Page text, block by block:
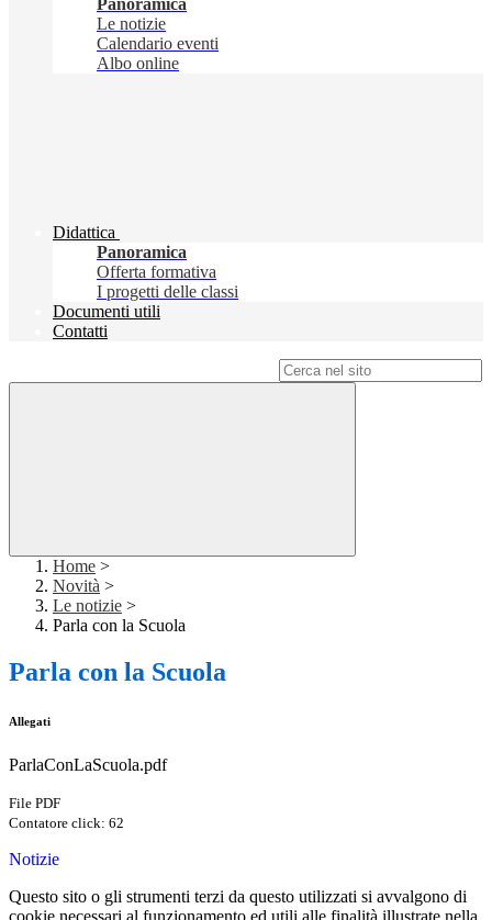
Panoramica
Le notizie
Calendario eventi
Albo online
Didattica
Panoramica
Offerta formativa
I progetti delle classi
Documenti utili
Contatti
Home >
Novità >
Le notizie >
Parla con la Scuola
Parla con la Scuola
Allegati
ParlaConLaScuola.pdf
File PDF
Contatore click: 62
Notizie
Questo sito o gli strumenti terzi da questo utilizzati si avvalgono di